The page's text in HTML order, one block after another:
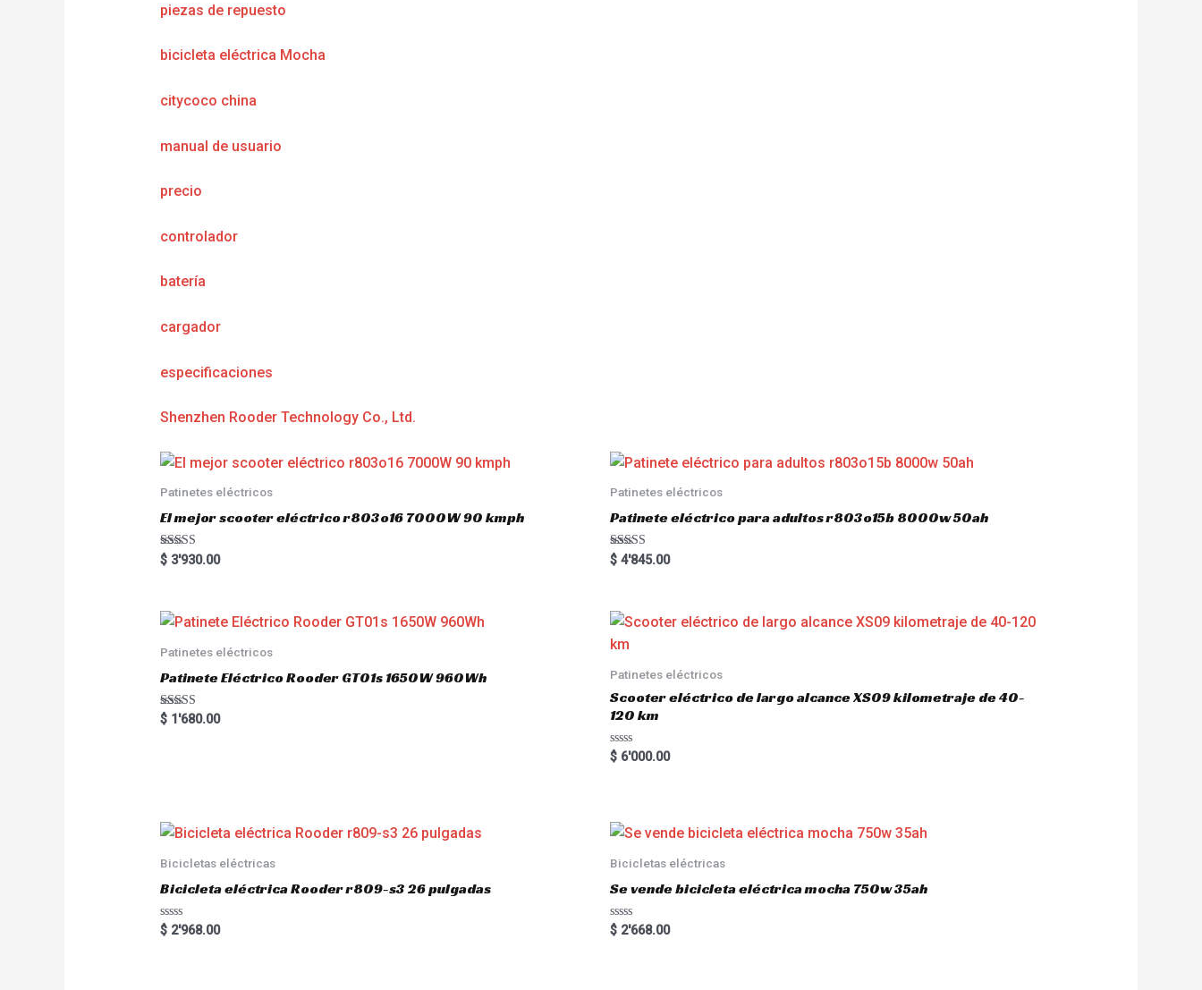
piezas de repuesto
bicicleta eléctrica Mocha
citycoco china
manual de usuario
precio
controlador
batería
cargador
especificaciones
Shenzhen Rooder Technology Co., Ltd.
Patinetes eléctricos
El mejor scooter eléctrico r803o16 7000W 90 kmph
Rated
5.00
$3'930.00
Patinetes eléctricos
Patinete eléctrico para adultos r803o15b 8000w 50ah
Rated
5.00
$ 4'845.00
Patinetes eléctricos
Patinete Eléctrico Rooder GT01s 1650W 960Wh
Rated
5.00
$1'680.00
Patinetes eléctricos
Scooter eléctrico de largo alcance XS09 kilometraje de 40-
120 km
R
a
o
u
o
f
5
$ 6'000.00
Bicicletas eléctricas
Bicicleta eléctrica Rooder r809-s3 26 pulgadas
R
a
$2'968.00
Bicicletas eléctricas
Se vende bicicleta eléctrica mocha 750w 35ah
R
a
$ 2'668.00